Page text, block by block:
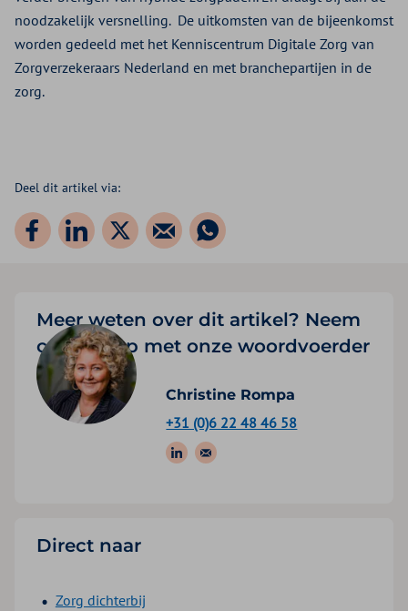
noodzakelijk versnelling. De uitkomsten van de bijeenkomst
worden gedeeld met het Kenniscentrum Digitale Zorg van
Zorgverzekeraars Nederland en met branchepartijen in de
zorg.
Deel dit artikel via:
Meer weten over dit artikel? Neem
contact op met onze woordvoerder
Christine Rompa
+31 (0)6 22 48 46 58
Volg ons op: LinkedIn
Stuur een e-mail
Direct naar
Zorg dichterbij